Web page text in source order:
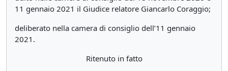
11 gennaio 2021 il Giudice relatore Giancarlo Coraggio;
deliberato nella camera di consiglio dell’11 gennaio
2021.
Ritenuto in fatto